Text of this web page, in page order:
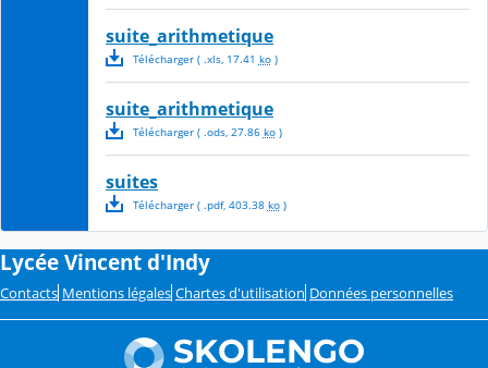
suite_arithmetique
Télécharger( .xls, 17.41 ko)
suite_arithmetique
Télécharger( .ods, 27.86 ko)
suites
Télécharger( .pdf, 403.38 ko)
Lycée Vincent d'Indy
Contacts Mentions légales Chartes d'utilisation Données personnelles